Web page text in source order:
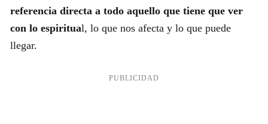
referencia directa a todo aquello que tiene que ver
con lo espiritual, lo que nos afecta y lo que puede
llegar.